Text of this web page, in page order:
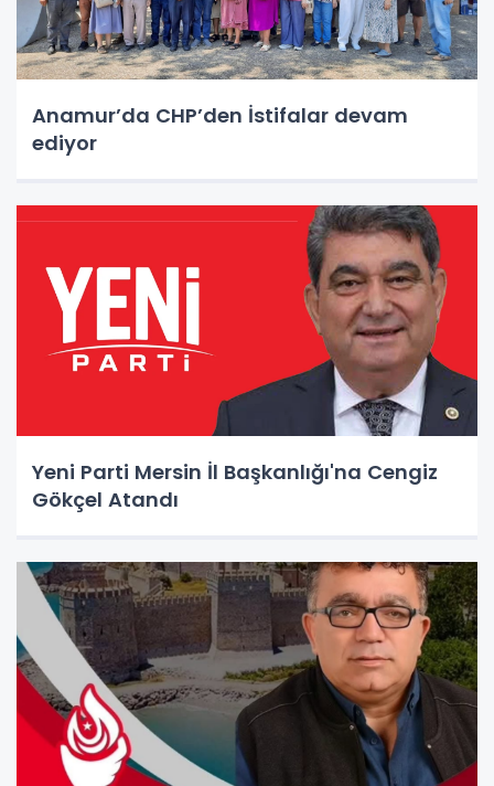
Anamur’da CHP’den İstifalar devam
ediyor
Yeni Parti Mersin İl Başkanlığı'na Cengiz
Gökçel Atandı